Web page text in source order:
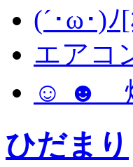
(´･ω･)
エアコ
☺ ☻
ひだまり